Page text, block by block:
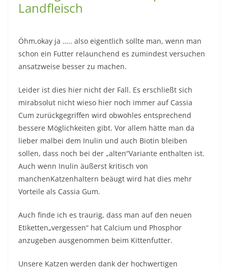
Landfleisch
Öhm,okay ja ….. also eigentlich sollte man, wenn man
schon ein Futter relaunchend es zumindest versuchen
ansatzweise besser zu machen.
Leider ist dies hier nicht der Fall. Es erschließt sich
mirabsolut nicht wieso hier noch immer auf Cassia
Cum zurückgegriffen wird obwohles entsprechend
bessere Möglichkeiten gibt. Vor allem hätte man da
lieber malbei dem Inulin und auch Biotin bleiben
sollen, dass noch bei der „alten“Variante enthalten ist.
Auch wenn Inulin äußerst kritisch von
manchenKatzenhaltern beäugt wird hat dies mehr
Vorteile als Cassia Gum.
Auch finde ich es traurig, dass man auf den neuen
Etiketten„vergessen“ hat Calcium und Phosphor
anzugeben ausgenommen beim Kittenfutter.
Unsere Katzen werden dank der hochwertigen